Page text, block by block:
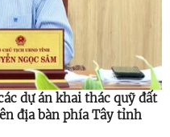
dự án khai thác quỹ đất
địa bàn phía Tây tỉnh